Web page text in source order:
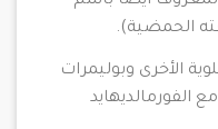
الحمضية).
الأخرى وبوليمرات
الفورمالديهايد